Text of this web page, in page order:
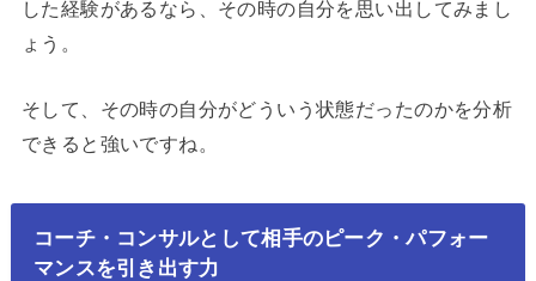
した経験があるなら、その時の自分を思い出してみまし
ょう。
そして、その時の自分がどういう状態だったのかを分析
できると強いですね。
コーチ・コンサルとして相手のピーク・パフォー
マンスを引き出す力